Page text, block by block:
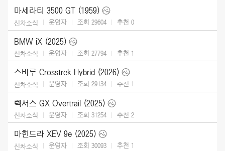
마세라티 3500 GT (1959)
신차소식 운영자 조회 29604 추천 0
BMW iX (2025)
신차소식 운영자 조회 27794 추천 1
스바루 Crosstrek Hybrid (2026)
신차소식 운영자 조회 29134 추천 1
렉서스 GX Overtrail (2025)
신차소식 운영자 조회 31254 추천 2
마힌드라 XEV 9e (2025)
신차소식 운영자 조회 30093 추천 1